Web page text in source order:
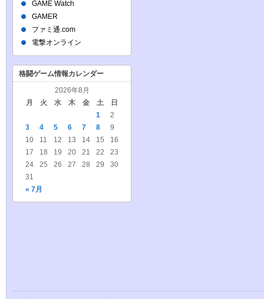
GAME Watch
GAMER
ファミ通.com
電撃オンライン
格闘ゲーム情報カレンダー
2026年8月
月
火 水 木 金 土 日
« 7月
1
2
3
4 5 6 7 8
9
10
11 12 13 14 15
16
17
18 19 20 21 22
23
24
25 26 27 28 29
30
31